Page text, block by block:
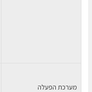
מערכת הפעלה